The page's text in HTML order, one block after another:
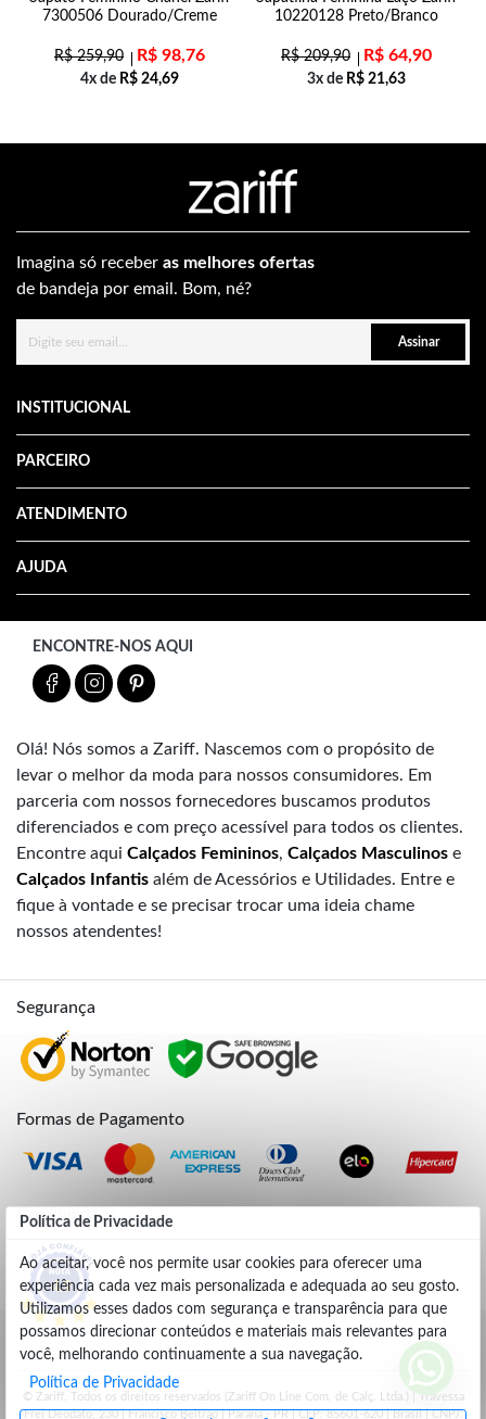
Política de Privacidade
Ao aceitar, você nos permite usar cookies para oferecer uma
experiência cada vez mais personalizada e adequada ao seu gosto.
Utilizamos esses dados com segurança e transparência para que
possamos direcionar conteúdos e materiais mais relevantes para
você, melhorando continuamente a sua navegação.
Política de Privacidade
7300506 Dourado/Creme
R$259,90 R$ 98,76
4x de R$ 24,69
10220128 Preto/Branco
R$209,90 R$ 64,90
3x de R$ 21,63
Imagina só receber as melhores ofertas
de bandeja por email. Bom, né?
Assinar
INSTITUCIONAL
PARCEIRO
ATENDIMENTO
AJUDA
ENCONTRE-NOS AQUI
Olá! Nós somos a Zariff. Nascemos com o propósito de
levar o melhor da moda para nossos consumidores. Em
parceria com nossos fornecedores buscamos produtos
diferenciados e com preço acessível para todos os clientes.
Encontre aqui Calçados Femininos, Calçados Masculinos e
Calçados Infantis além de Acessórios e Utilidades. Entre e
fique à vontade e se precisar trocar uma ideia chame
nossos atendentes!
Segurança
Formas de Pagamento
Credibilidade
4.9
© Zariff. Todos os direitos reservados (Zariff On Line Com. de Calç. Ltda.) | Travessa
Frei Deodato, 230 | Francisco Beltrão | Parana - PR | CEP: 85601-620 | Brasil | CNPJ: